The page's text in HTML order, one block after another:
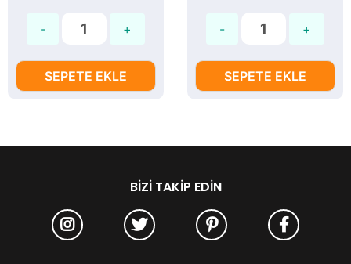
SEPETE EKLE SEPETE EKLE
BIZI TAKIP EDIN